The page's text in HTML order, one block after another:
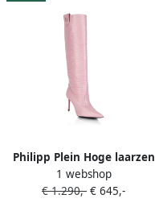
Philipp Plein Hoge laarzen
met Cocco-print Roze
1 webshop
€ 1.290,- € 645,-